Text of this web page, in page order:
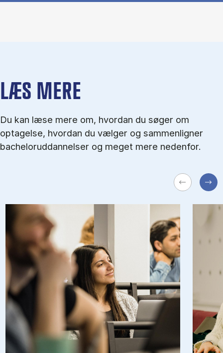
LÆS MERE
Du kan læse mere om, hvordan du søger om
optagelse, hvordan du vælger og sammenligner
bacheloruddannelser og meget mere nedenfor.